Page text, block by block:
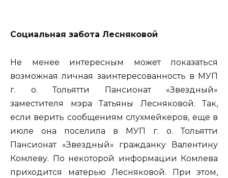
Социальная забота Лесняковой
Не менее интересным может показаться
возможная личная заинтересованность в МУП
г. о. Тольятти Пансионат «Звездный»
заместителя мэра Татьяны Лесняковой. Так,
если верить сообщениям слухмейкеров, еще в
июле она поселила в МУП г. о. Тольятти
Пансионат «Звездный» гражданку Валентину
Комлеву. По некоторой информации Комлева
приходится матерью Лесняковой. При этом,